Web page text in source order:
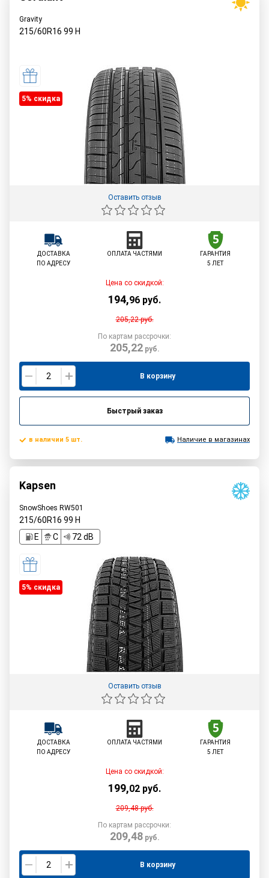
Gravity
215/60R16 99 H
5% cкидка
Оставить отзыв
ДОСТАВКА
ПО АДРЕСУ
ОПЛАТА ЧАСТЯМИ
ГАРАНТИЯ
5 ЛЕТ
Цена со скидкой:
194,96 руб.
205,22руб.
По картам рассрочки:
205,22руб.
В корзину
Быстрый заказ
в наличии 5 шт. Наличие в магазинах
Kapsen
SnowShoes RW501
215/60R16 99 H
E
C 72 dB
5% cкидка
Оставить отзыв
ДОСТАВКА
ПО АДРЕСУ
ОПЛАТА ЧАСТЯМИ
ГАРАНТИЯ
5 ЛЕТ
Цена со скидкой:
199,02 руб.
209,48руб.
По картам рассрочки:
209,48руб.
В корзину